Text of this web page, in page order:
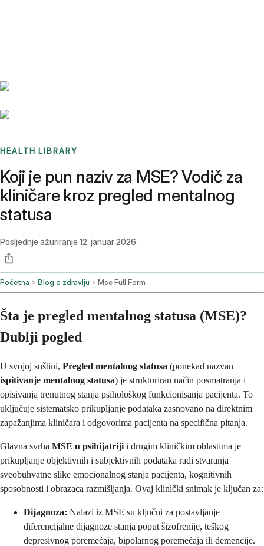
HEALTH LIBRARY
Koji je pun naziv za MSE? Vodič za
kliničare kroz pregled mentalnog
statusa
Posljednje ažuriranje 12. januar 2026.
Početna Blog o zdravlju Mse Full Form
Šta je pregled mentalnog statusa (MSE)?
Dublji pogled
U svojoj suštini, Pregled mentalnog statusa (ponekad nazvan
ispitivanje mentalnog statusa) je strukturiran način posmatranja i
opisivanja trenutnog stanja psihološkog funkcionisanja pacijenta. To
uključuje sistematsko prikupljanje podataka zasnovano na direktnim
zapažanjima kliničara i odgovorima pacijenta na specifična pitanja.
Glavna svrha MSE u psihijatriji i drugim kliničkim oblastima je
prikupljanje objektivnih i subjektivnih podataka radi stvaranja
sveobuhvatne slike emocionalnog stanja pacijenta, kognitivnih
sposobnosti i obrazaca razmišljanja. Ovaj klinički snimak je ključan za:
Dijagnoza: Nalazi iz MSE su ključni za postavljanje
diferencijalne dijagnoze stanja poput šizofrenije, teškog
depresivnog poremećaja, bipolarnog poremećaja ili demencije.